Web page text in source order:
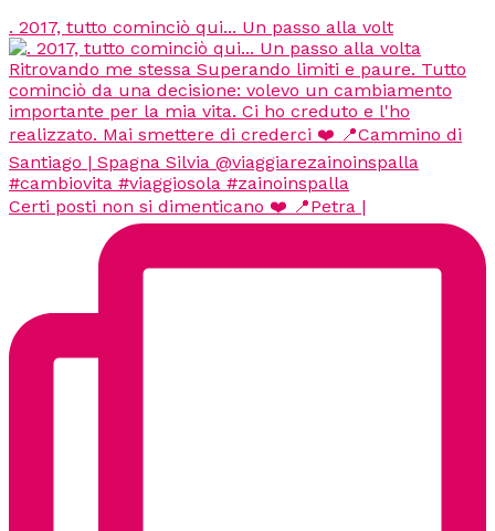
. 2017, tutto cominciò qui... Un passo alla volt
Certi posti non si dimenticano ❤️ 📍Petra |